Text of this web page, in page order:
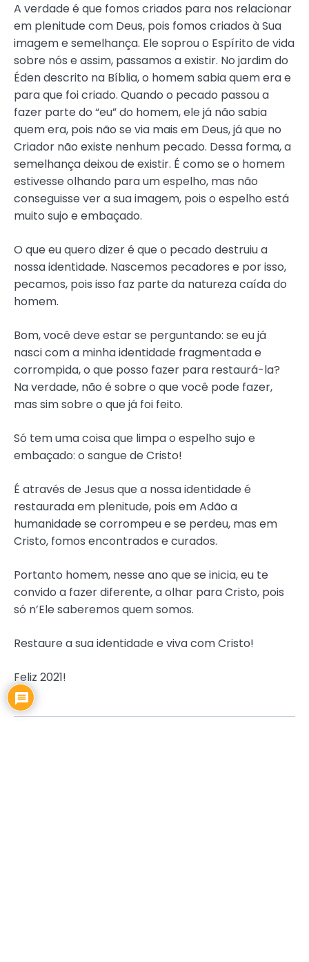
A verdade é que fomos criados para nos relacionar
em plenitude com Deus, pois fomos criados à Sua
imagem e semelhança. Ele soprou o Espírito de vida
sobre nós e assim, passamos a existir. No jardim do
Éden descrito na Bíblia, o homem sabia quem era e
para que foi criado. Quando o pecado passou a
fazer parte do “eu” do homem, ele já não sabia
quem era, pois não se via mais em Deus, já que no
Criador não existe nenhum pecado. Dessa forma, a
semelhança deixou de existir. É como se o homem
estivesse olhando para um espelho, mas não
conseguisse ver a sua imagem, pois o espelho está
muito sujo e embaçado.
O que eu quero dizer é que o pecado destruiu a
nossa identidade. Nascemos pecadores e por isso,
pecamos, pois isso faz parte da natureza caída do
homem.
Bom, você deve estar se perguntando: se eu já
nasci com a minha identidade fragmentada e
corrompida, o que posso fazer para restaurá-la?
Na verdade, não é sobre o que você pode fazer,
mas sim sobre o que já foi feito.
Só tem uma coisa que limpa o espelho sujo e
embaçado: o sangue de Cristo!
É através de Jesus que a nossa identidade é
restaurada em plenitude, pois em Adão a
humanidade se corrompeu e se perdeu, mas em
Cristo, fomos encontrados e curados.
Portanto homem, nesse ano que se inicia, eu te
convido a fazer diferente, a olhar para Cristo, pois
só n’Ele saberemos quem somos.
Restaure a sua identidade e viva com Cristo!
Feliz 2021!